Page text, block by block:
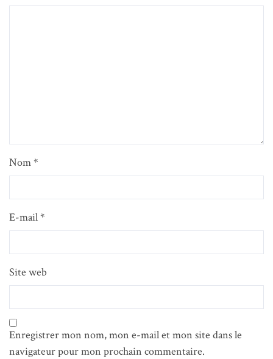
Nom*
E-mail*
Site web
Enregistrer mon nom, mon e-mail et mon site dans le
navigateur pour mon prochain commentaire.